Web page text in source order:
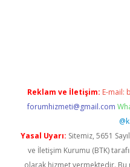
Reklam ve İletişim: E-mail:
forumhizmeti@gmail.com
Yasal Uyarı: Sitemiz, 5651
ve İletişim Kurumu (BTK)
olarak hizmet vermektedir.